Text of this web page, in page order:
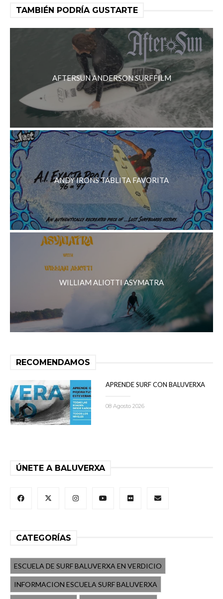
TAMBIÉN PODRÍA GUSTARTE
AFTERSUN ANDERSON SURFFILM
ANDY IRONS TABLITA FAVORITA
WILLIAM ALIOTTI ASYMATRA
RECOMENDAMOS
APRENDE SURF CON BALUVERXA
08 Agosto 2026
ÚNETE A BALUVERXA
CATEGORÍAS
ESCUELA DE SURF BALUVERXA EN VERDICIO
INFORMACION ESCUELA SURF BALUVERXA